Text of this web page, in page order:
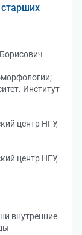
Институт
центр НГУ,
центр НГУ,
внутренние